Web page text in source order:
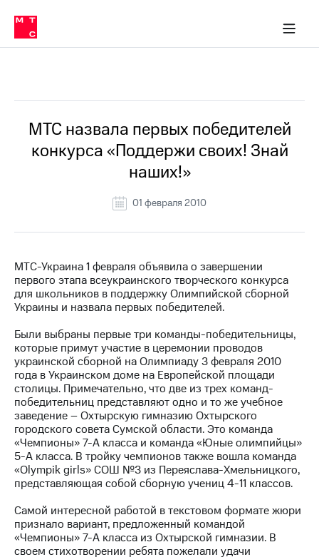
Медиа-центр
и акционерам
Устойчивое развитие
Комплаенс и деловая этика
компании
Карьера
История
компании
информация
Контакты
Медиа-центр
Пресс-
релизы
МТС
о технологиях
Достижения
Интервью
Финансовая
отчетность
Контакты
Пригласить
спикера
и акционерам
в МТС
Пресс-
релизы
о технологиях
МТС назвала первых победителей
конкурса «Поддержи своих! Знай
наших!»
01 февраля 2010
МТС-Украина 1 февраля объявила о завершении
первого этапа всеукраинского творческого конкурса
для школьников в поддержку Олимпийской сборной
Украины и назвала первых победителей.
Были выбраны первые три команды-победительницы,
которые примут участие в церемонии проводов
украинской сборной на Олимпиаду 3 февраля 2010
года в Украинском доме на Европейской площади
столицы. Примечательно, что две из трех команд-
победительниц представляют одно и то же учебное
заведение – Охтырскую гимназию Охтырского
городского совета Сумской области. Это команда
«Чемпионы» 7-A класса и команда «Юные олимпийцы»
5-A класса. В тройку чемпионов также вошла команда
«Olympik girls» СОШ №3 из Переяслава-Хмельницкого,
представляющая собой сборную учениц 4-11 классов.
Самой интересной работой в текстовом формате жюри
признало вариант, предложенный командой
«Чемпионы» 7-А класса из Охтырской гимназии. В
своем стихотворении ребята пожелали удачи